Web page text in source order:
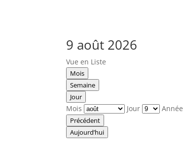
9 août 2026
Vue en Liste
Mois
Semaine
Jour
Mois Jour Année
Précédent
Aujourd’hui